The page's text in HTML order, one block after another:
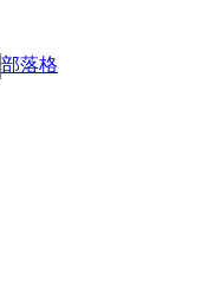
部落格